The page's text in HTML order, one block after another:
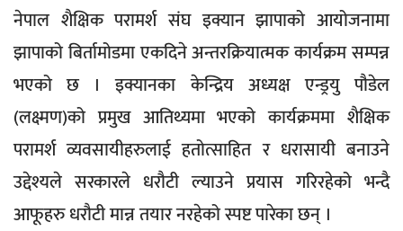
नेपाल शैक्षिक परामर्श संघ इक्यान झापाको आयोजनामा
झापाको बिर्तामोडमा एकदिने अन्तरक्रियात्मक कार्यक्रम सम्पन्न
भएको छ । इक्यानका केन्द्रिय अध्यक्ष एन्ड्रयु पौडेल
(लक्ष्मण)को प्रमुख आतिथ्यमा भएको कार्यक्रममा शैक्षिक
परामर्श व्यवसायीहरुलाई हतोत्साहित र धरासायी बनाउने
उद्देश्यले सरकारले धरौटी ल्याउने प्रयास गरिरहेको भन्दै
आफूहरु धरौटी मान्न तयार नरहेको स्पष्ट पारेका छन् ।